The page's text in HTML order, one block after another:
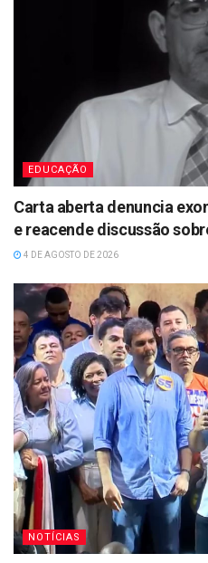
EDUCAÇÃO
Carta aberta denuncia
e reacende discussão
4 DE AGOSTO DE 2026
NOTÍCIAS